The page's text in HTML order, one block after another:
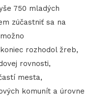
750 mladých
zúčastniť sa na
rozhodol žreb,
rovnosti,
mesta,
komunít a úrovne